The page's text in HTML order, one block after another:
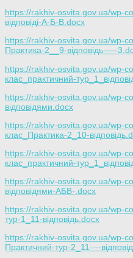
https://rakhiv-osvita.gov.ua/wp-
відповіді-А-Б-В.docx
https://rakhiv-osvita.gov.ua/wp-
Практика-2__9-відповідь-—-
https://rakhiv-osvita.gov.ua/wp-
клас_практичний-
https://rakhiv-osvita.gov.ua/wp-
відповідями.docx
https://rakhiv-osvita.gov.ua/wp-
клас_Практика-2_10-
https://rakhiv-osvita.gov.ua/wp-
клас_практичний-
https://rakhiv-osvita.gov.ua/wp-
відповідями-АБВ-.docx
https://rakhiv-osvita.gov.ua/wp-
тур-1_11-відповідь.docx
https://rakhiv-osvita.gov.ua/wp-
Практичний-тур-2_11-